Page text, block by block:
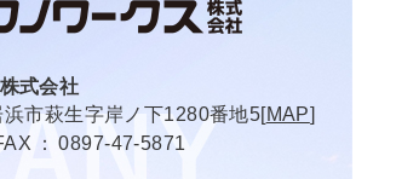
式会社
市萩生字岸ノ下1280番地5[MAP]
0897-47-5871